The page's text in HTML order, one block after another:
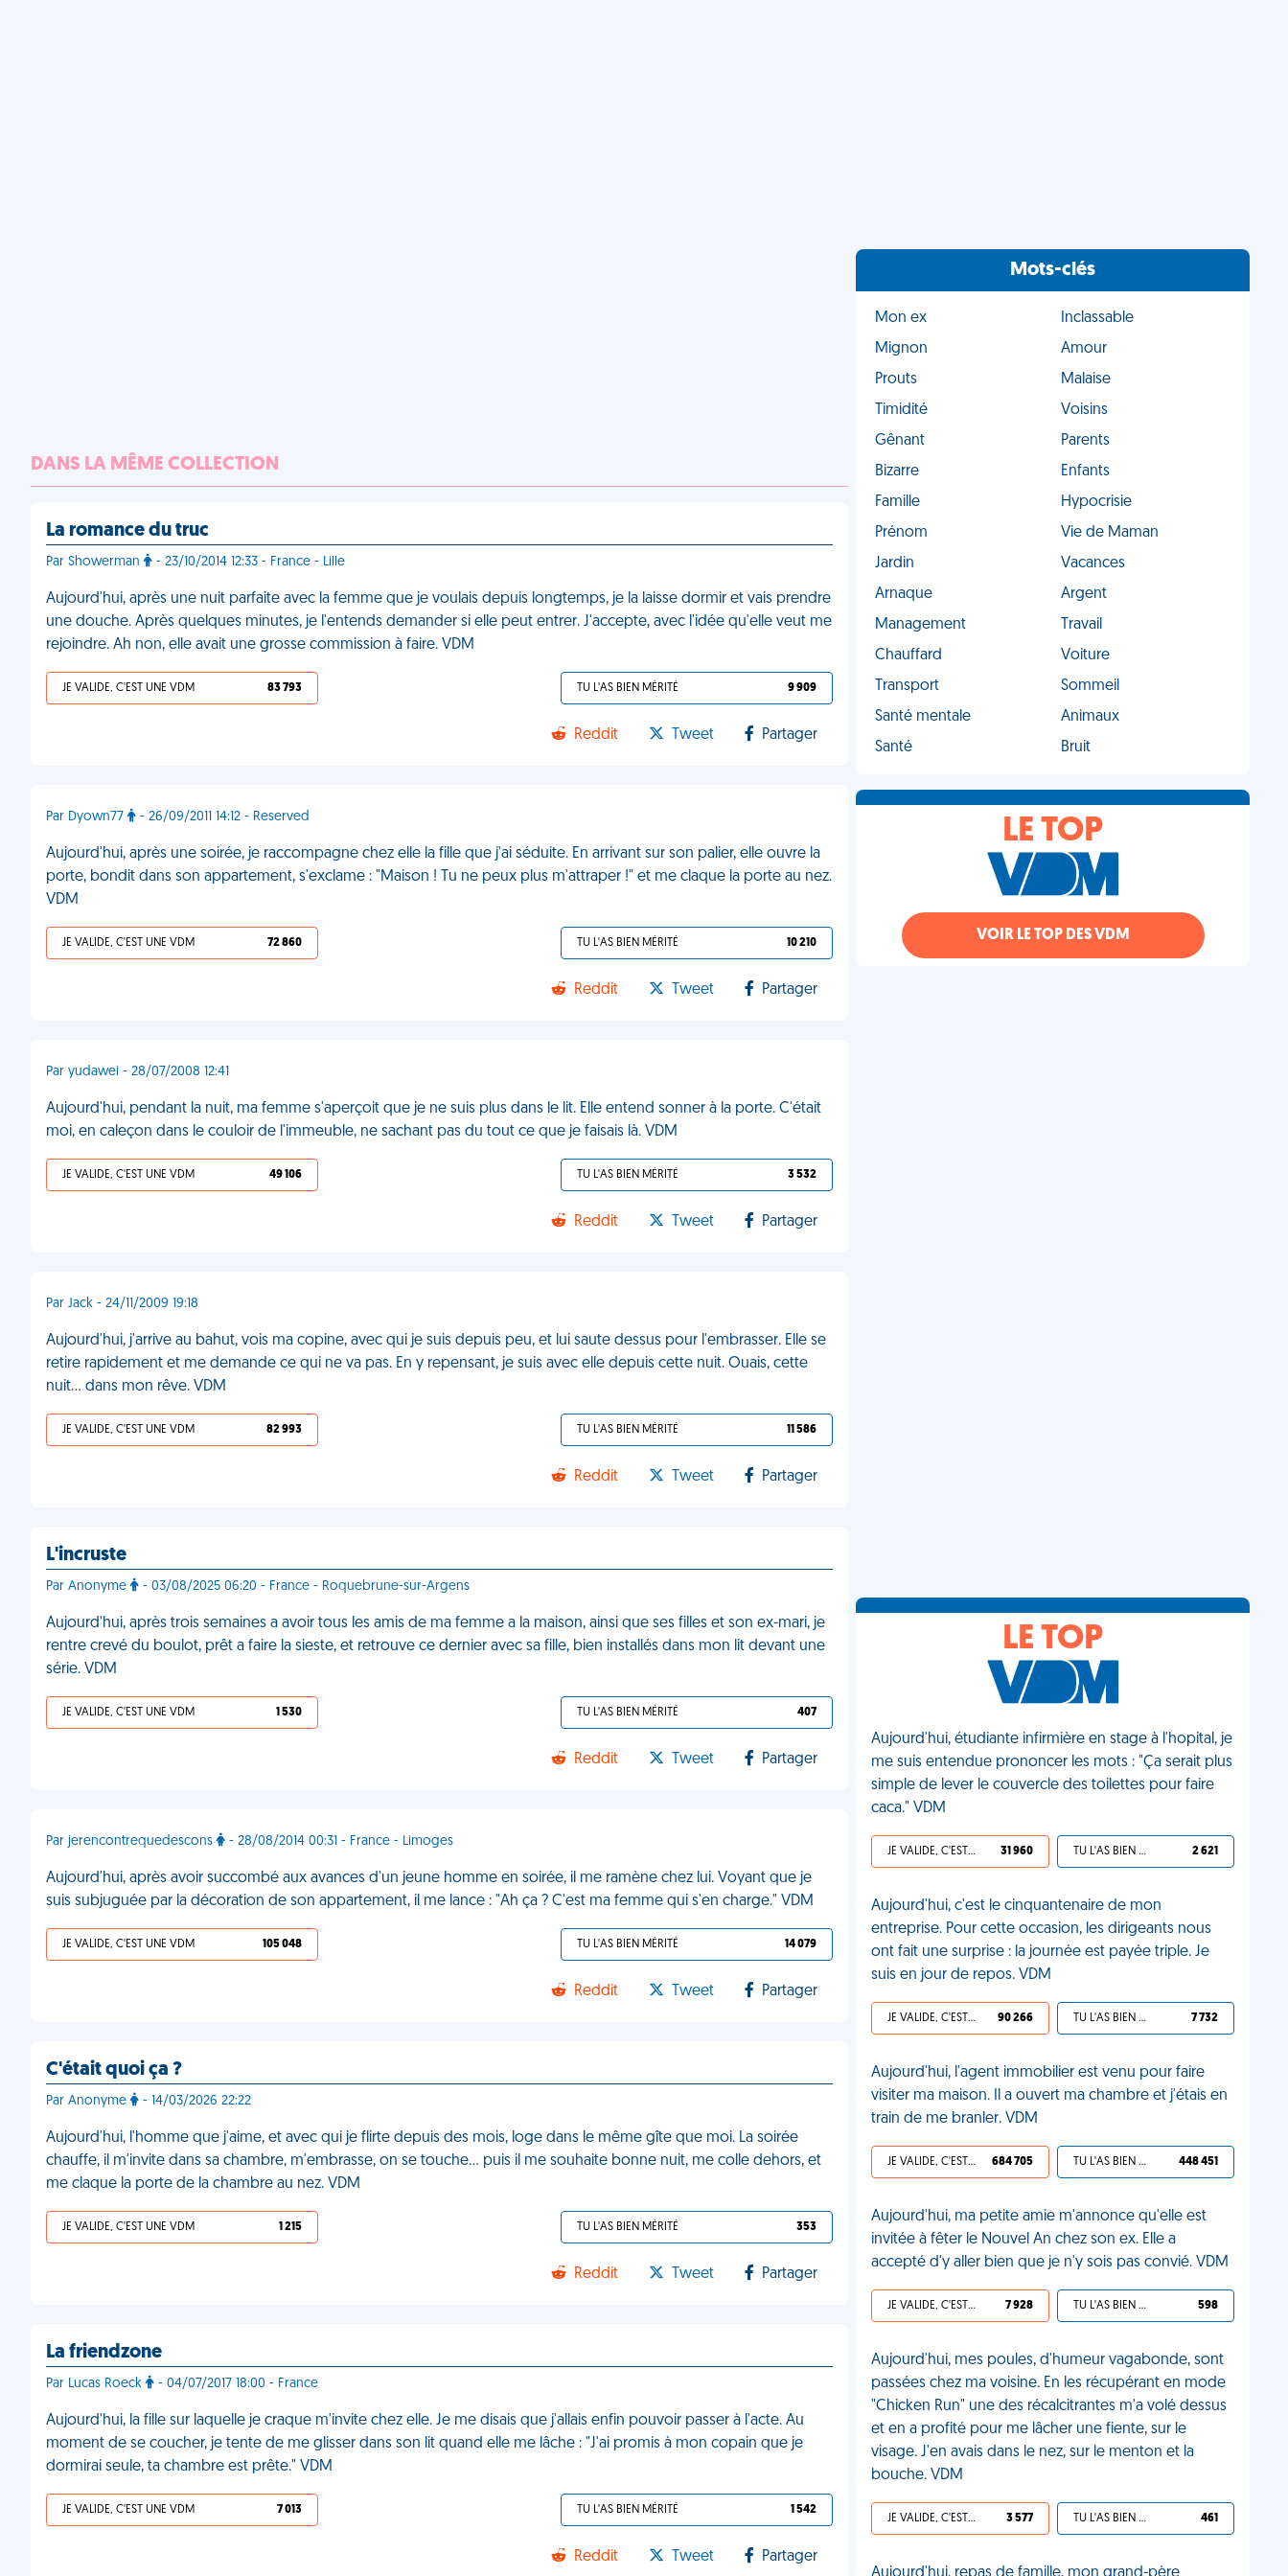
DANS LA MÊME COLLECTION
La romance du truc
Par Showerman - 23/10/2014 12:33 - France - Lille
Aujourd'hui, après une nuit parfaite avec la femme que je voulais depuis longtemps, je la laisse dormir et vais prendre
une douche. Après quelques minutes, je l'entends demander si elle peut entrer. J'accepte, avec l'idée qu'elle veut me
rejoindre. Ah non, elle avait une grosse commission à faire. VDM
JE VALIDE, C'EST UNE VDM 83 793 TU L'AS BIEN MÉRITÉ 9 909
Reddit Tweet Partager
Par Dyown77 - 26/09/2011 14:12 - Reserved
Aujourd'hui, après une soirée, je raccompagne chez elle la fille que j'ai séduite. En arrivant sur son palier, elle ouvre la
porte, bondit dans son appartement, s'exclame : "Maison ! Tu ne peux plus m'attraper !" et me claque la porte au nez.
VDM
JE VALIDE, C'EST UNE VDM 72 860 TU L'AS BIEN MÉRITÉ 10 210
Reddit Tweet Partager
Par yudawei - 28/07/2008 12:41
Aujourd'hui, pendant la nuit, ma femme s'aperçoit que je ne suis plus dans le lit. Elle entend sonner à la porte. C'était
moi, en caleçon dans le couloir de l'immeuble, ne sachant pas du tout ce que je faisais là. VDM
JE VALIDE, C'EST UNE VDM 49 106 TU L'AS BIEN MÉRITÉ 3 532
Reddit Tweet Partager
Par Jack - 24/11/2009 19:18
Aujourd'hui, j'arrive au bahut, vois ma copine, avec qui je suis depuis peu, et lui saute dessus pour l'embrasser. Elle se
retire rapidement et me demande ce qui ne va pas. En y repensant, je suis avec elle depuis cette nuit. Ouais, cette
nuit... dans mon rêve. VDM
JE VALIDE, C'EST UNE VDM 82 993 TU L'AS BIEN MÉRITÉ 11 586
Reddit Tweet Partager
L'incruste
Par Anonyme - 03/08/2025 06:20 - France - Roquebrune-sur-Argens
Aujourd'hui, après trois semaines a avoir tous les amis de ma femme a la maison, ainsi que ses filles et son ex-mari, je
rentre crevé du boulot, prêt a faire la sieste, et retrouve ce dernier avec sa fille, bien installés dans mon lit devant une
série. VDM
JE VALIDE, C'EST UNE VDM 1 530 TU L'AS BIEN MÉRITÉ 407
Reddit Tweet Partager
Par jerencontrequedescons - 28/08/2014 00:31 - France - Limoges
Aujourd'hui, après avoir succombé aux avances d'un jeune homme en soirée, il me ramène chez lui. Voyant que je
suis subjuguée par la décoration de son appartement, il me lance : "Ah ça ? C'est ma femme qui s'en charge." VDM
JE VALIDE, C'EST UNE VDM 105 048 TU L'AS BIEN MÉRITÉ 14 079
Reddit Tweet Partager
C'était quoi ça ?
Par Anonyme - 14/03/2026 22:22
Aujourd'hui, l'homme que j'aime, et avec qui je flirte depuis des mois, loge dans le même gîte que moi. La soirée
chauffe, il m'invite dans sa chambre, m'embrasse, on se touche… puis il me souhaite bonne nuit, me colle dehors, et
me claque la porte de la chambre au nez. VDM
JE VALIDE, C'EST UNE VDM 1 215 TU L'AS BIEN MÉRITÉ 353
Reddit Tweet Partager
La friendzone
Par Lucas Roeck - 04/07/2017 18:00 - France
Aujourd'hui, la fille sur laquelle je craque m'invite chez elle. Je me disais que j'allais enfin pouvoir passer à l'acte. Au
moment de se coucher, je tente de me glisser dans son lit quand elle me lâche : "J'ai promis à mon copain que je
dormirai seule, ta chambre est prête." VDM
JE VALIDE, C'EST UNE VDM 7 013 TU L'AS BIEN MÉRITÉ 1 542
Reddit Tweet Partager
Mots-clés
Mon ex
Inclassable
Mignon
Amour
Prouts
Malaise
Timidité
Voisins
Gênant
Parents
Bizarre
Enfants
Famille
Hypocrisie
Prénom
Vie de Maman
Jardin
Vacances
Arnaque
Argent
Management
Travail
Chauffard
Voiture
Transport
Sommeil
Santé mentale
Animaux
Santé
Bruit
LE TOP
VOIR LE TOP DES VDM
LE TOP
Aujourd'hui, étudiante infirmière en stage à l'hopital, je
me suis entendue prononcer les mots : "Ça serait plus
simple de lever le couvercle des toilettes pour faire
caca." VDM
JE VALIDE, C'EST UNE VDM 31 960 TU L'AS BIEN MÉRITÉ 2 621
Aujourd'hui, c'est le cinquantenaire de mon
entreprise. Pour cette occasion, les dirigeants nous
ont fait une surprise : la journée est payée triple. Je
suis en jour de repos. VDM
JE VALIDE, C'EST UNE VDM 90 266 TU L'AS BIEN MÉRITÉ 7 732
Aujourd'hui, l'agent immobilier est venu pour faire
visiter ma maison. Il a ouvert ma chambre et j'étais en
train de me branler. VDM
JE VALIDE, C'EST UNE VDM 684 705 TU L'AS BIEN MÉRITÉ 448 451
Aujourd'hui, ma petite amie m'annonce qu'elle est
invitée à fêter le Nouvel An chez son ex. Elle a
accepté d'y aller bien que je n'y sois pas convié. VDM
JE VALIDE, C'EST UNE VDM 7 928 TU L'AS BIEN MÉRITÉ 598
Aujourd'hui, mes poules, d'humeur vagabonde, sont
passées chez ma voisine. En les récupérant en mode
"Chicken Run" une des récalcitrantes m'a volé dessus
et en a profité pour me lâcher une fiente, sur le
visage. J'en avais dans le nez, sur le menton et la
bouche. VDM
JE VALIDE, C'EST UNE VDM 3 577 TU L'AS BIEN MÉRITÉ 461